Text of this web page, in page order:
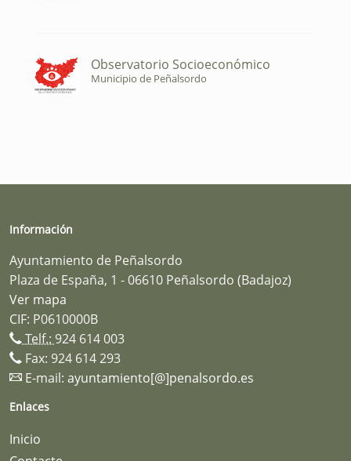
Observatorio Socioeconómico
Municipio de Peñalsordo
Información
Ayuntamiento de Peñalsordo
Plaza de España, 1 - 06610 Peñalsordo (Badajoz)
Ver mapa
CIF: P0610000B
Telf.: 924 614 003
Fax: 924 614 293
E-mail: ayuntamiento[@]penalsordo.es
Enlaces
Inicio